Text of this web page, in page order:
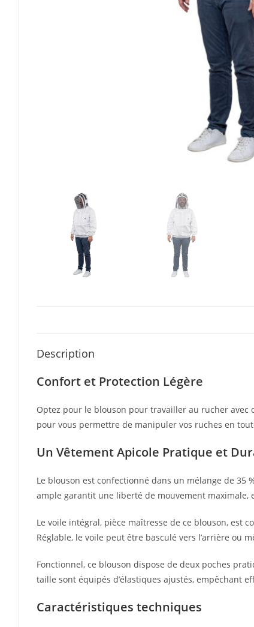
Description
Confort et Protection Légère
Optez pour le blouson pour travailler au rucher
pour vous permettre de manipuler vos ruches en
Un Vêtement Apicole Pratique et
Le blouson est confectionné dans un mélange de
ample garantit une liberté de mouvement maximale,
Le voile intégral, pièce maîtresse de ce blouson, est
Réglable, le voile peut être basculé vers l’arrière ou
Fonctionnel, ce blouson dispose de deux poches
taille sont équipés d’élastiques ajustés, empêchant
Caractéristiques techniques